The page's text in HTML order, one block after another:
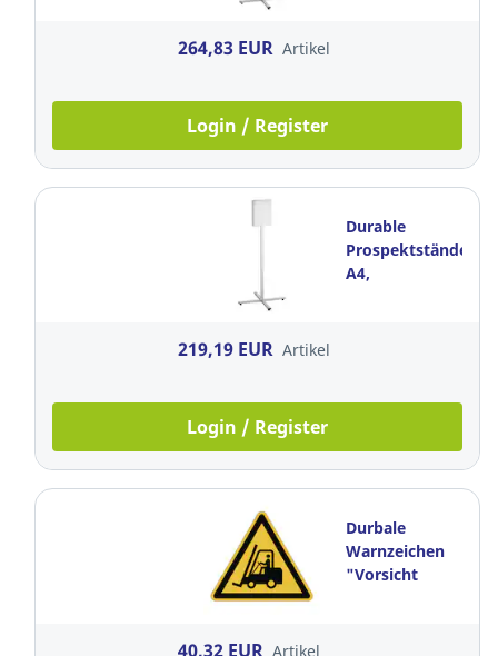
264,83 EUR Artikel
Login / Register
Durable
Prospektständer,
A4,
219,19 EUR Artikel
Login / Register
Durbale
Warnzeichen
"Vorsicht
40,32 EUR Artikel